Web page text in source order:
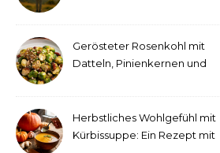
Gerösteter Rosenkohl mit
Datteln, Pinienkernen und
Herbstliches Wohlgefühl mit
Kürbissuppe: Ein Rezept mit